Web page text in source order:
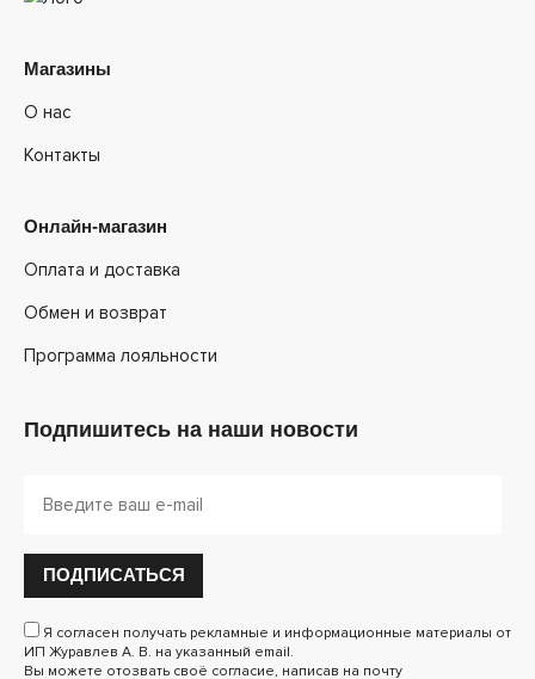
Магазины
О нас
Контакты
Онлайн-магазин
Оплата и доставка
Обмен и возврат
Программа лояльности
Подпишитесь на наши новости
ПОДПИСАТЬСЯ
Я согласен получать рекламные и информационные материалы от
ИП Журавлев А. В. на указанный email.
Вы можете отозвать своё согласие, написав на почту